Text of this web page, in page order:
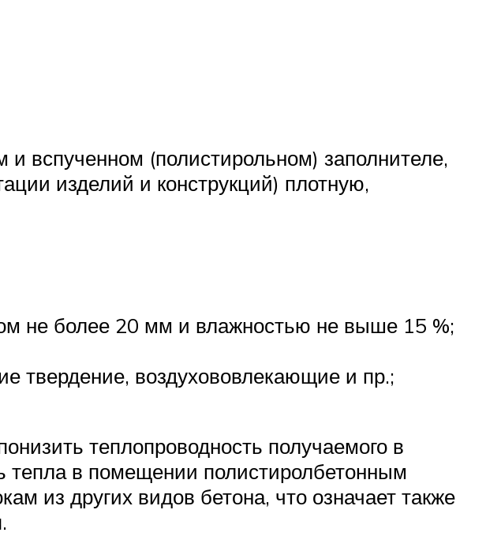
вспученном (полистирольном) заполнителе,
изделий и конструкций) плотную,
не более 20 мм и влажностью не выше 15 %;
твердение, воздухововлекающие и пр.;
теплопроводность получаемого в
тепла в помещении полистиролбетонным
из других видов бетона, что означает также